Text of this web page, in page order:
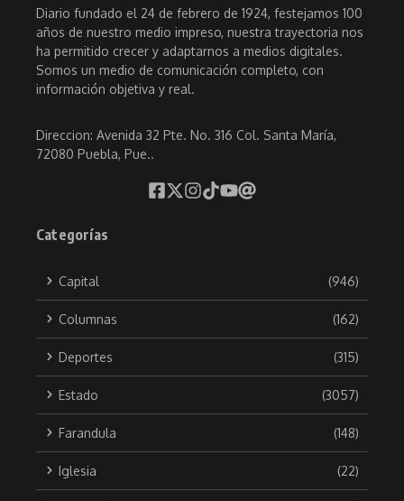
Diario fundado el 24 de febrero de 1924, festejamos 100
años de nuestro medio impreso, nuestra trayectoria nos
ha permitido crecer y adaptarnos a medios digitales.
Somos un medio de comunicación completo, con
información objetiva y real.
Direccion: Avenida 32 Pte. No. 316 Col. Santa María,
72080 Puebla, Pue..
Categorías
Capital (946)
Columnas (162)
Deportes (315)
Estado (3057)
Farandula (148)
Iglesia (22)